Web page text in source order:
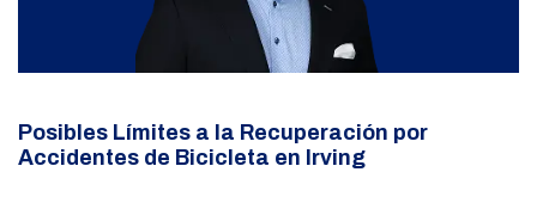
Posibles Límites a la Recuperación por
Accidentes de Bicicleta en Irving